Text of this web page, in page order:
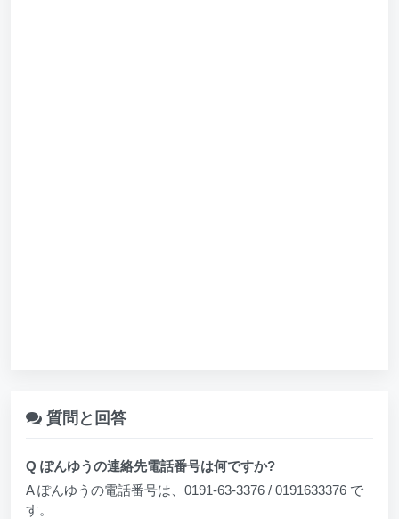
質問と回答
Q ぽんゆうの連絡先電話番号は何ですか?
A ぽんゆうの電話番号は、0191-63-3376 / 0191633376 で
す。